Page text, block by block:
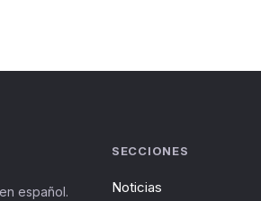
español.
SECCIONES
Noticias